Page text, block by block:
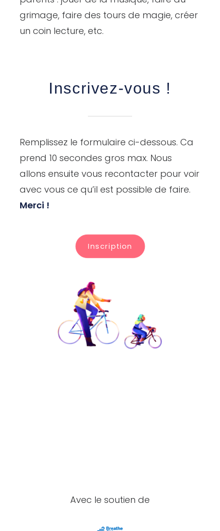
grimage, faire des tours de magie, créer
un coin lecture, etc.
Inscrivez-vous !
Remplissez le formulaire ci-dessous. Ca
prend 10 secondes gros max. Nous
allons ensuite vous recontacter pour voir
avec vous ce qu’il est possible de faire.
Merci !
Inscription
Avec le soutien de